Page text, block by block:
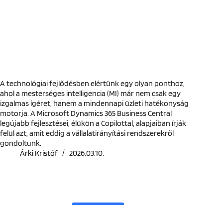
A technológiai fejlődésben elértünk egy olyan ponthoz,
ahol a mesterséges intelligencia (MI) már nem csak egy
izgalmas ígéret, hanem a mindennapi üzleti hatékonyság
motorja. A Microsoft Dynamics 365 Business Central
legújabb fejlesztései, élükön a Copilottal, alapjaiban írják
felül azt, amit eddig a vállalatirányítási rendszerekről
gondoltunk.
Árki Kristóf
2026.03.10.